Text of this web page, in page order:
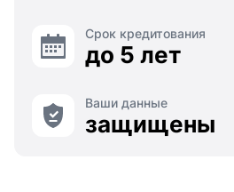
Срок кредитования
до 5 лет
Ваши данные
защищены